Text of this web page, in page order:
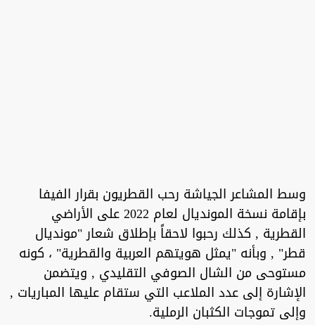
وسط المشاعر الجياشة رحب القطريون بقرار الفيفا
بإقامة نسخة المونديال لعام 2022 على الأراضي
القطرية , كذلك رحبوا لاحقاً بإطلاق شعار "مونديال
قطر" , وبأنه "يمثل هويتهم العربية والقطرية" ، كونه
مستوحى من الشال الصوفي التقليدي , ويتضمن
الإشارة إلى عدد الملاعب التي ستقام عليها المباريات ,
وإلى تموجات الكثبان الرملية.